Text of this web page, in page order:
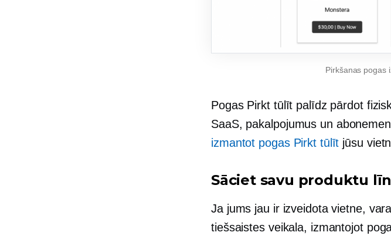
Pirkšanas pogas
Pogas Pirkt tūlīt palīdz pārdot
SaaS, pakalpojumus un
izmantot pogas Pirkt tūlīt jūsu
Sāciet savu produktu
Ja jums jau ir izveidota vietne,
tiešsaistes veikala, izmantojot